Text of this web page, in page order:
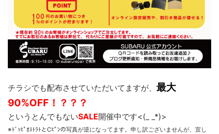
チラシでも配布させていただいてますが、 最大
90%OFF！？？？
というとんでもないSALE開催中です<(_ _*)>
※ﾄﾞｯﾋﾟｵｽﾄﾗﾄとCﾋﾟﾝの写真が逆になってます。申し訳ございませんが、宜し